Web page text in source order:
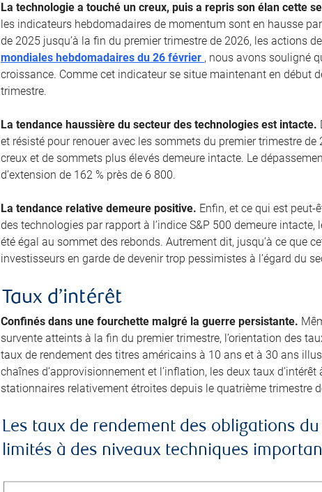
La technologie a touché un creux, puis a repris son élan cette
les indicateurs hebdomadaires de momentum sont en hausse
de 2025 jusqu’à la fin du premier trimestre de 2026, les actions
mondiales hebdomadaires du 26 février , nous avons souligné
croissance. Comme cet indicateur se situe maintenant en début
trimestre.
La tendance haussière du secteur des technologies est intacte.
et résisté pour renouer avec les sommets du premier trimestre
creux et de sommets plus élevés demeure intacte. Le
d’extension de 162 % près de 6 800.
La tendance relative demeure positive. Enfin, et ce qui est
des technologies par rapport à l’indice S&P 500 demeure
été égal au sommet des rebonds. Autrement dit, jusqu’à ce que
investisseurs en garde de devenir trop pessimistes à l’égard du
Taux d’intérêt
Confinés dans une fourchette malgré la guerre persistante.
survente atteints à la fin du premier trimestre, l’orientation des
taux de rendement des titres américains à 10 ans et à 30 ans
chaînes d’approvisionnement et l’inflation, les deux taux
stationnaires relativement étroites depuis le quatrième trimestre
Les taux de rendement des obligations
limités à des niveaux techniques